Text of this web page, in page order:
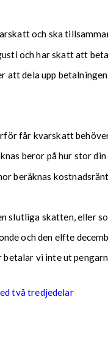
och ska
och har skatt att
att dela upp
får kvarskatt
beror på hur stor
beräknas
slutliga skatten, eller
och den elfte
betalar vi inte ut
två tredjedelar